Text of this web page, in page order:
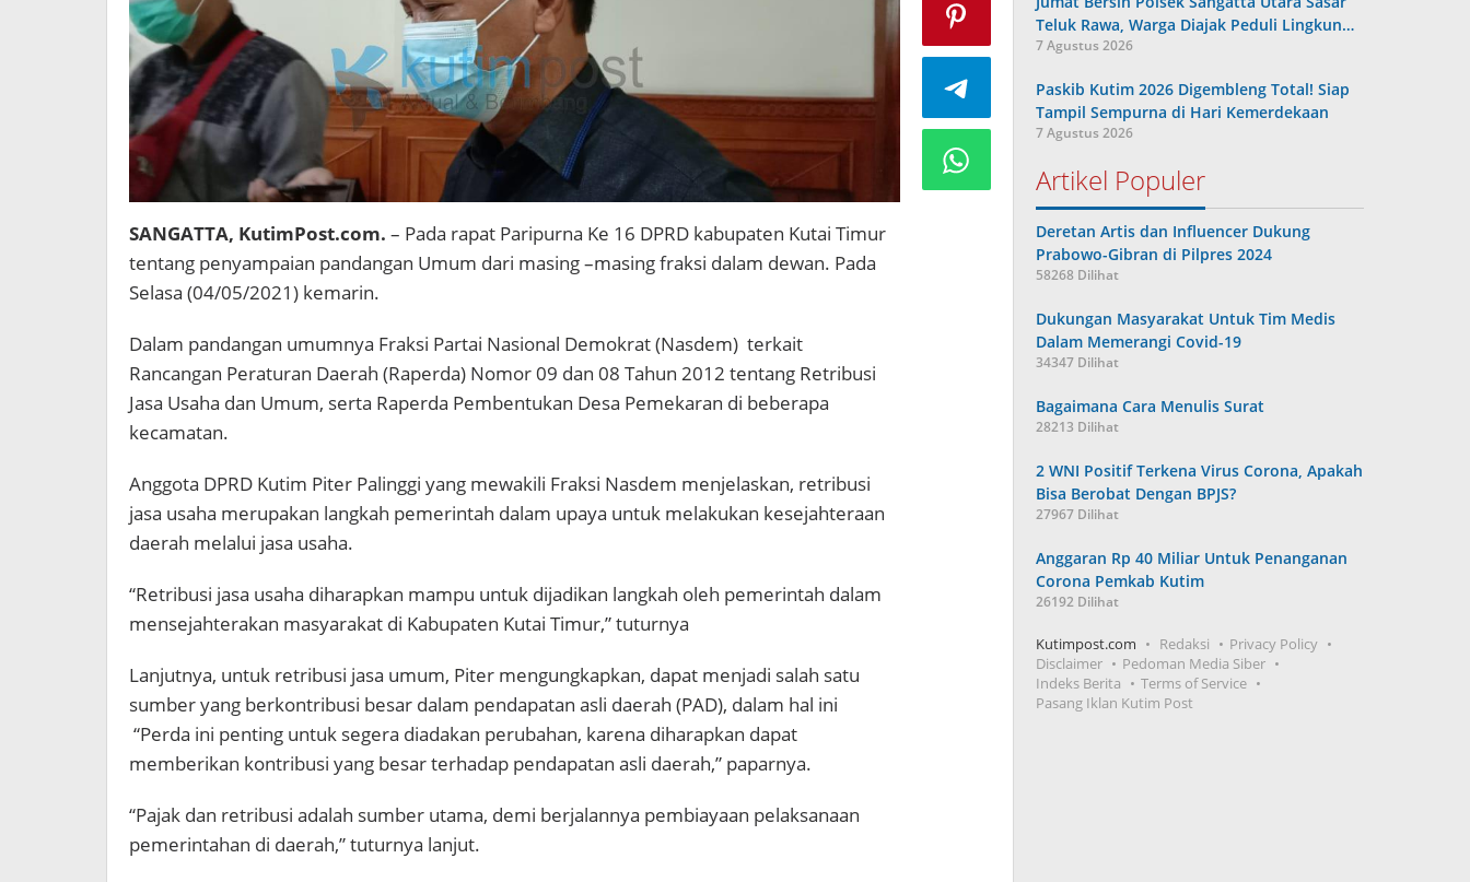
SANGATTA, KutimPost.com. – Pada rapat Paripurna Ke 16 DPRD kabupaten Kutai Timur
tentang penyampaian pandangan Umum dari masing –masing fraksi dalam dewan. Pada
Selasa (04/05/2021) kemarin.
Dalam pandangan umumnya Fraksi Partai Nasional Demokrat (Nasdem) terkait
Rancangan Peraturan Daerah (Raperda) Nomor 09 dan 08 Tahun 2012 tentang Retribusi
Jasa Usaha dan Umum, serta Raperda Pembentukan Desa Pemekaran di beberapa
kecamatan.
Anggota DPRD Kutim Piter Palinggi yang mewakili Fraksi Nasdem menjelaskan, retribusi
jasa usaha merupakan langkah pemerintah dalam upaya untuk melakukan kesejahteraan
daerah melalui jasa usaha.
“Retribusi jasa usaha diharapkan mampu untuk dijadikan langkah oleh pemerintah dalam
mensejahterakan masyarakat di Kabupaten Kutai Timur,” tuturnya
Lanjutnya, untuk retribusi jasa umum, Piter mengungkapkan, dapat menjadi salah satu
sumber yang berkontribusi besar dalam pendapatan asli daerah (PAD), dalam hal ini
“Perda ini penting untuk segera diadakan perubahan, karena diharapkan dapat
memberikan kontribusi yang besar terhadap pendapatan asli daerah,” paparnya.
“Pajak dan retribusi adalah sumber utama, demi berjalannya pembiayaan pelaksanaan
pemerintahan di daerah,” tuturnya lanjut.
Teluk Rawa, Warga Diajak Peduli Lingkun…
7 Agustus 2026
Paskib Kutim 2026 Digembleng Total! Siap
Tampil Sempurna di Hari Kemerdekaan
7 Agustus 2026
Artikel Populer
Deretan Artis dan Influencer Dukung
Prabowo-Gibran di Pilpres 2024
58268 Dilihat
Dukungan Masyarakat Untuk Tim Medis
Dalam Memerangi Covid-19
34347 Dilihat
Bagaimana Cara Menulis Surat
28213 Dilihat
2 WNI Positif Terkena Virus Corona, Apakah
Bisa Berobat Dengan BPJS?
27967 Dilihat
Anggaran Rp 40 Miliar Untuk Penanganan
Corona Pemkab Kutim
26192 Dilihat
Kutimpost.com Redaksi
Privacy Policy
Disclaimer
Pedoman Media Siber
Indeks Berita
Terms of Service
Pasang Iklan Kutim Post